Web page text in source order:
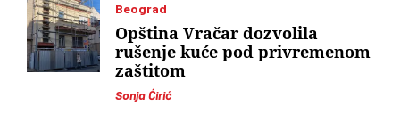
Beograd
Sonja Ćirić
Opština Vračar dozvolila
rušenje kuće pod privremenom
zaštitom